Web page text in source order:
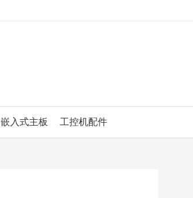
嵌入式主板 工控机配件